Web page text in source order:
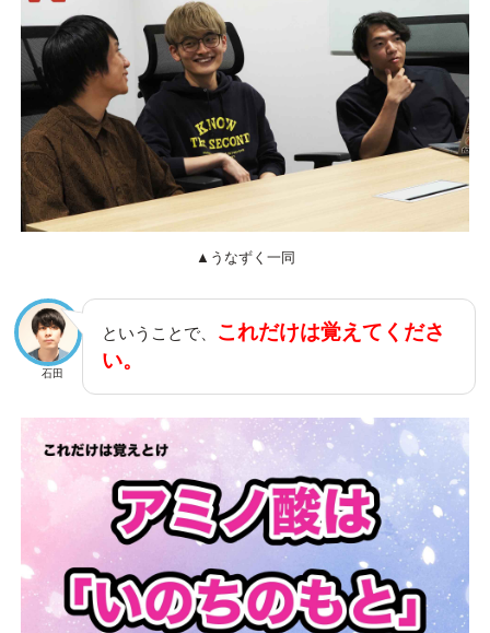
▲うなずく一同
石田
ということで、
これだけは覚えてくださ
い。